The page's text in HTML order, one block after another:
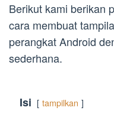
Berikut kami berikan
cara membuat
perangkat Android
sederhana.
Isi tampilkan